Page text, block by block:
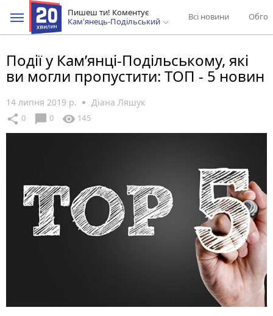
Пишеш ти! Коментує
Кам'янець-Подільський
Всі новини
Події у Кам’янці-Подільському, які
ви могли пропустити: ТОП - 5 новин
14 липня 2019 р. Діана Ляшук
share 0 chat_bubble 0 visibility 145